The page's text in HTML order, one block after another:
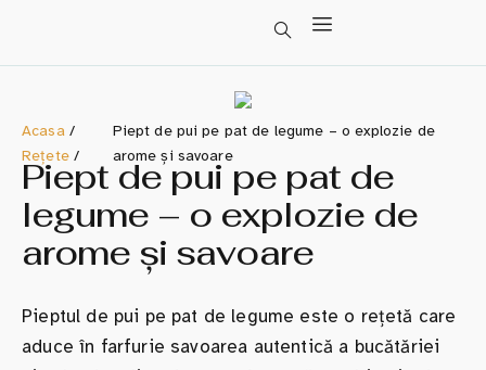
Acasa/
Rețete/
Piept de pui pe pat de legume – o explozie de
arome și savoare
Piept de pui pe pat de
legume – o explozie de
arome și savoare
Pieptul de pui pe pat de legume este o rețetă care
aduce în farfurie savoarea autentică a bucătăriei